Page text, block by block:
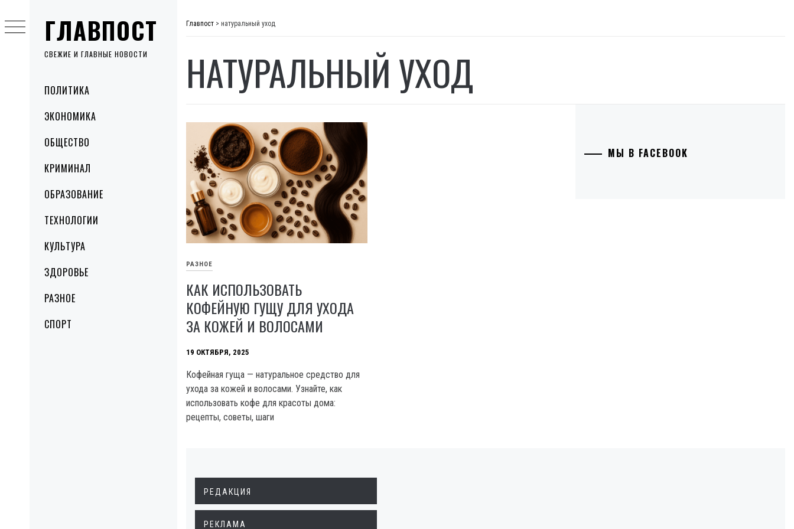
ГЛАВПОСТ
СВЕЖИЕ И ГЛАВНЫЕ НОВОСТИ
MenuПОЛИТИКА
ЭКОНОМИКА
ОБЩЕСТВО
КРИМИНАЛ
ОБРАЗОВАНИЕ
ТЕХНОЛОГИИ
КУЛЬТУРА
ЗДОРОВЬЕ
РАЗНОЕ
СПОРТ
to
content
Главпост > натуральный уход
НАТУРАЛЬНЫЙ УХОД
РАЗНОЕ
КАК ИСПОЛЬЗОВАТЬ
КОФЕЙНУЮ ГУЩУ ДЛЯ УХОДА
ЗА КОЖЕЙ И ВОЛОСАМИ
19 ОКТЯБРЯ, 2025
Кофейная гуща — натуральное средство для
ухода за кожей и волосами. Узнайте, как
использовать кофе для красоты дома:
рецепты, советы, шаги
МЫ В FACEBOOK
РЕДАКЦИЯ
РЕКЛАМА